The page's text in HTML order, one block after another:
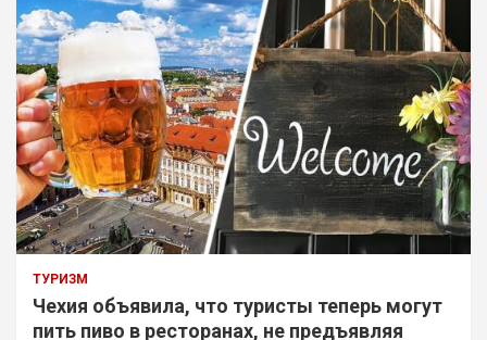
ТУРИЗМ
Чехия объявила, что туристы теперь могут
пить пиво в ресторанах, не предъявляя